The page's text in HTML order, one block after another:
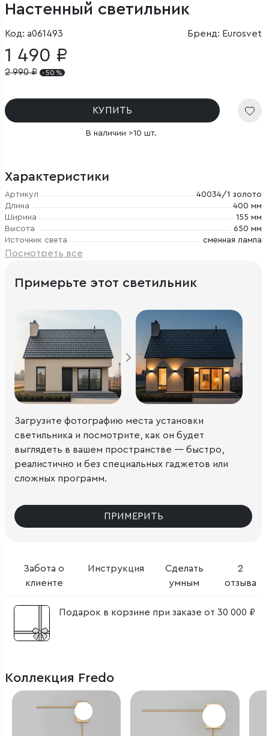
Настенный светильник
Код: a061493 Бренд: Eurosvet
1 490 ₽
2 990₽ - 50 %
КУПИТЬ
В наличии >10 шт.
Характеристики
Артикул
40034/1 золото
Длина
400 мм
Ширина
155 мм
Высота
650 мм
Источник света
сменная лампа
Посмотреть все
Забота о
клиенте
Инструкция
Сделать
умным
2
отзыва
Подарок в корзине при заказе от 30 000 ₽
Примерьте этот светильник
Загрузите фотографию места установки
светильника и посмотрите, как он будет
выглядеть в вашем пространстве — быстро,
реалистично и без специальных гаджетов или
сложных программ.
ПРИМЕРИТЬ
Коллекция Fredo